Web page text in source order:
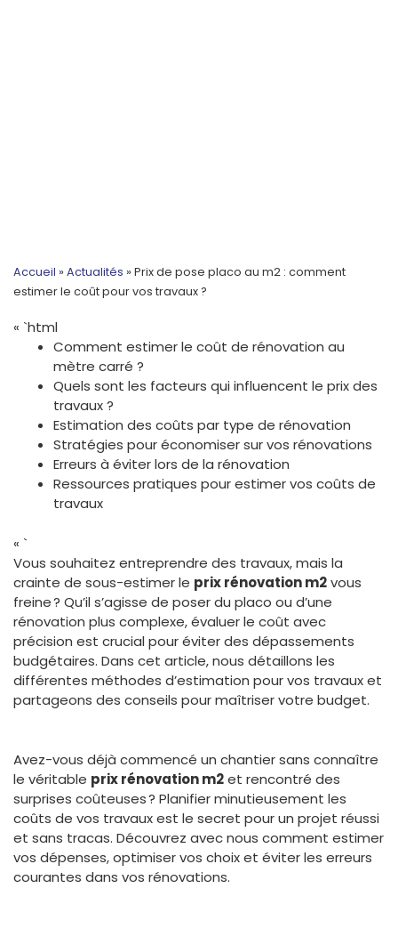
Accueil » Actualités » Prix de pose placo au m2 : comment
estimer le coût pour vos travaux ?
« `html
Comment estimer le coût de rénovation au
mètre carré ?
Quels sont les facteurs qui influencent le prix des
travaux ?
Estimation des coûts par type de rénovation
Stratégies pour économiser sur vos rénovations
Erreurs à éviter lors de la rénovation
Ressources pratiques pour estimer vos coûts de
travaux
« `
Vous souhaitez entreprendre des travaux, mais la
crainte de sous-estimer le prix rénovation m2vous
freine ? Qu’il s’agisse de poser du placo ou d’une
rénovation plus complexe, évaluer le coût avec
précision est crucial pour éviter des dépassements
budgétaires. Dans cet article, nous détaillons les
différentes méthodes d’estimation pour vos travaux et
partageons des conseils pour maîtriser votre budget.
Avez-vous déjà commencé un chantier sans connaître
le véritable prix rénovation m2et rencontré des
surprises coûteuses ? Planifier minutieusement les
coûts de vos travaux est le secret pour un projet réussi
et sans tracas. Découvrez avec nous comment estimer
vos dépenses, optimiser vos choix et éviter les erreurs
courantes dans vos rénovations.